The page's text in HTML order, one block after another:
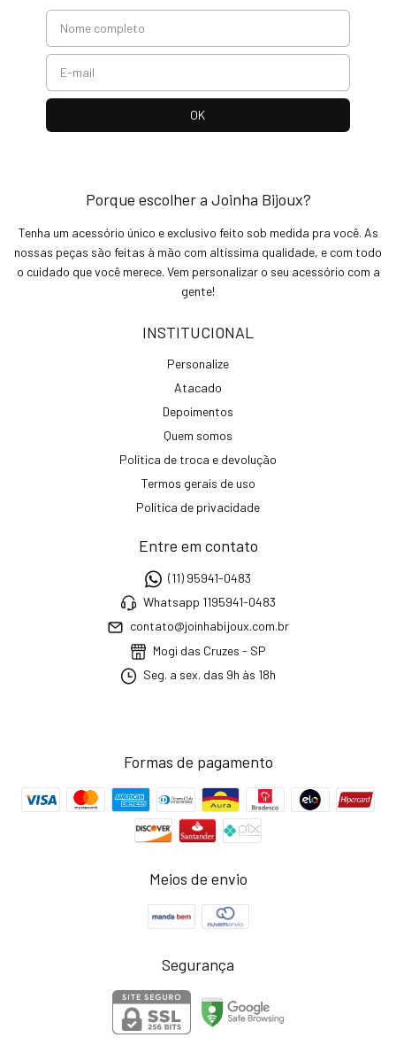
Porque escolher a Joinha Bijoux?
Tenha um acessório único e exclusivo feito sob medida pra você. As
nossas peças são feitas à mão com altíssima qualidade, e com todo
o cuidado que você merece. Vem personalizar o seu acessório com a
gente!
INSTITUCIONAL
Personalize
Atacado
Depoimentos
Quem somos
Política de troca e devolução
Termos gerais de uso
Política de privacidade
Entre em contato
(11) 95941-0483
Whatsapp 1195941-0483
contato@joinhabijoux.com.br
Mogi das Cruzes - SP
Seg. a sex. das 9h às 18h
Formas de pagamento
Meios de envio
Segurança